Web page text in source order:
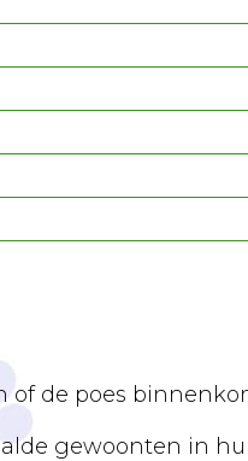
of de poes
gewoonten in